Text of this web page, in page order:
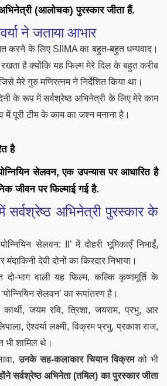
(आलोचक) पुरस्कार जीता हैं.
ने जताया आभार
करने के लिए SIIMA का बहुत-बहुत धन्यवाद।
है क्योंकि यह फिल्म मेरे दिल के बहुत करीब
मेरे गुरु मणिरत्नम ने निर्देशित किया था।
के रूप में सर्वश्रेष्ठ अभिनेत्री के लिए मेरे काम
में पूरी टीम के काम का जश्न मनाना है।
है
पोन्नियिन सेलवन, एक उपन्यास पर आधारित है
जीवन पर फिल्माई गई है.
अभिनेत्री पुरस्कार के
सेलवन: II’ में दोहरी भूमिकाएँ निभाईं,
देवी दोनों का किरदार निभाया।
दो-भाग वाली यह फिल्म, कल्कि कृष्णमूर्ति के
सेलवन’ का रूपांतरण है।
जयम रवि, त्रिशा, जयराम, प्रभु, आर
ऐश्वर्या लक्ष्मी, विक्रम प्रभु, प्रकाश राज,
भी शामिल थे।
उनके सह-कलाकार चियान विक्रमको भी
सर्वश्रेष्ठ अभिनेता (तमिल) का पुरस्कार जीता